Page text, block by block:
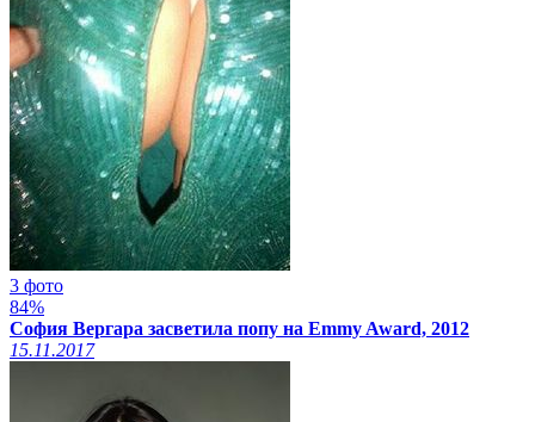
3 фото
84%
София Вергара засветила попу на Emmy Award, 2012
15.11.2017